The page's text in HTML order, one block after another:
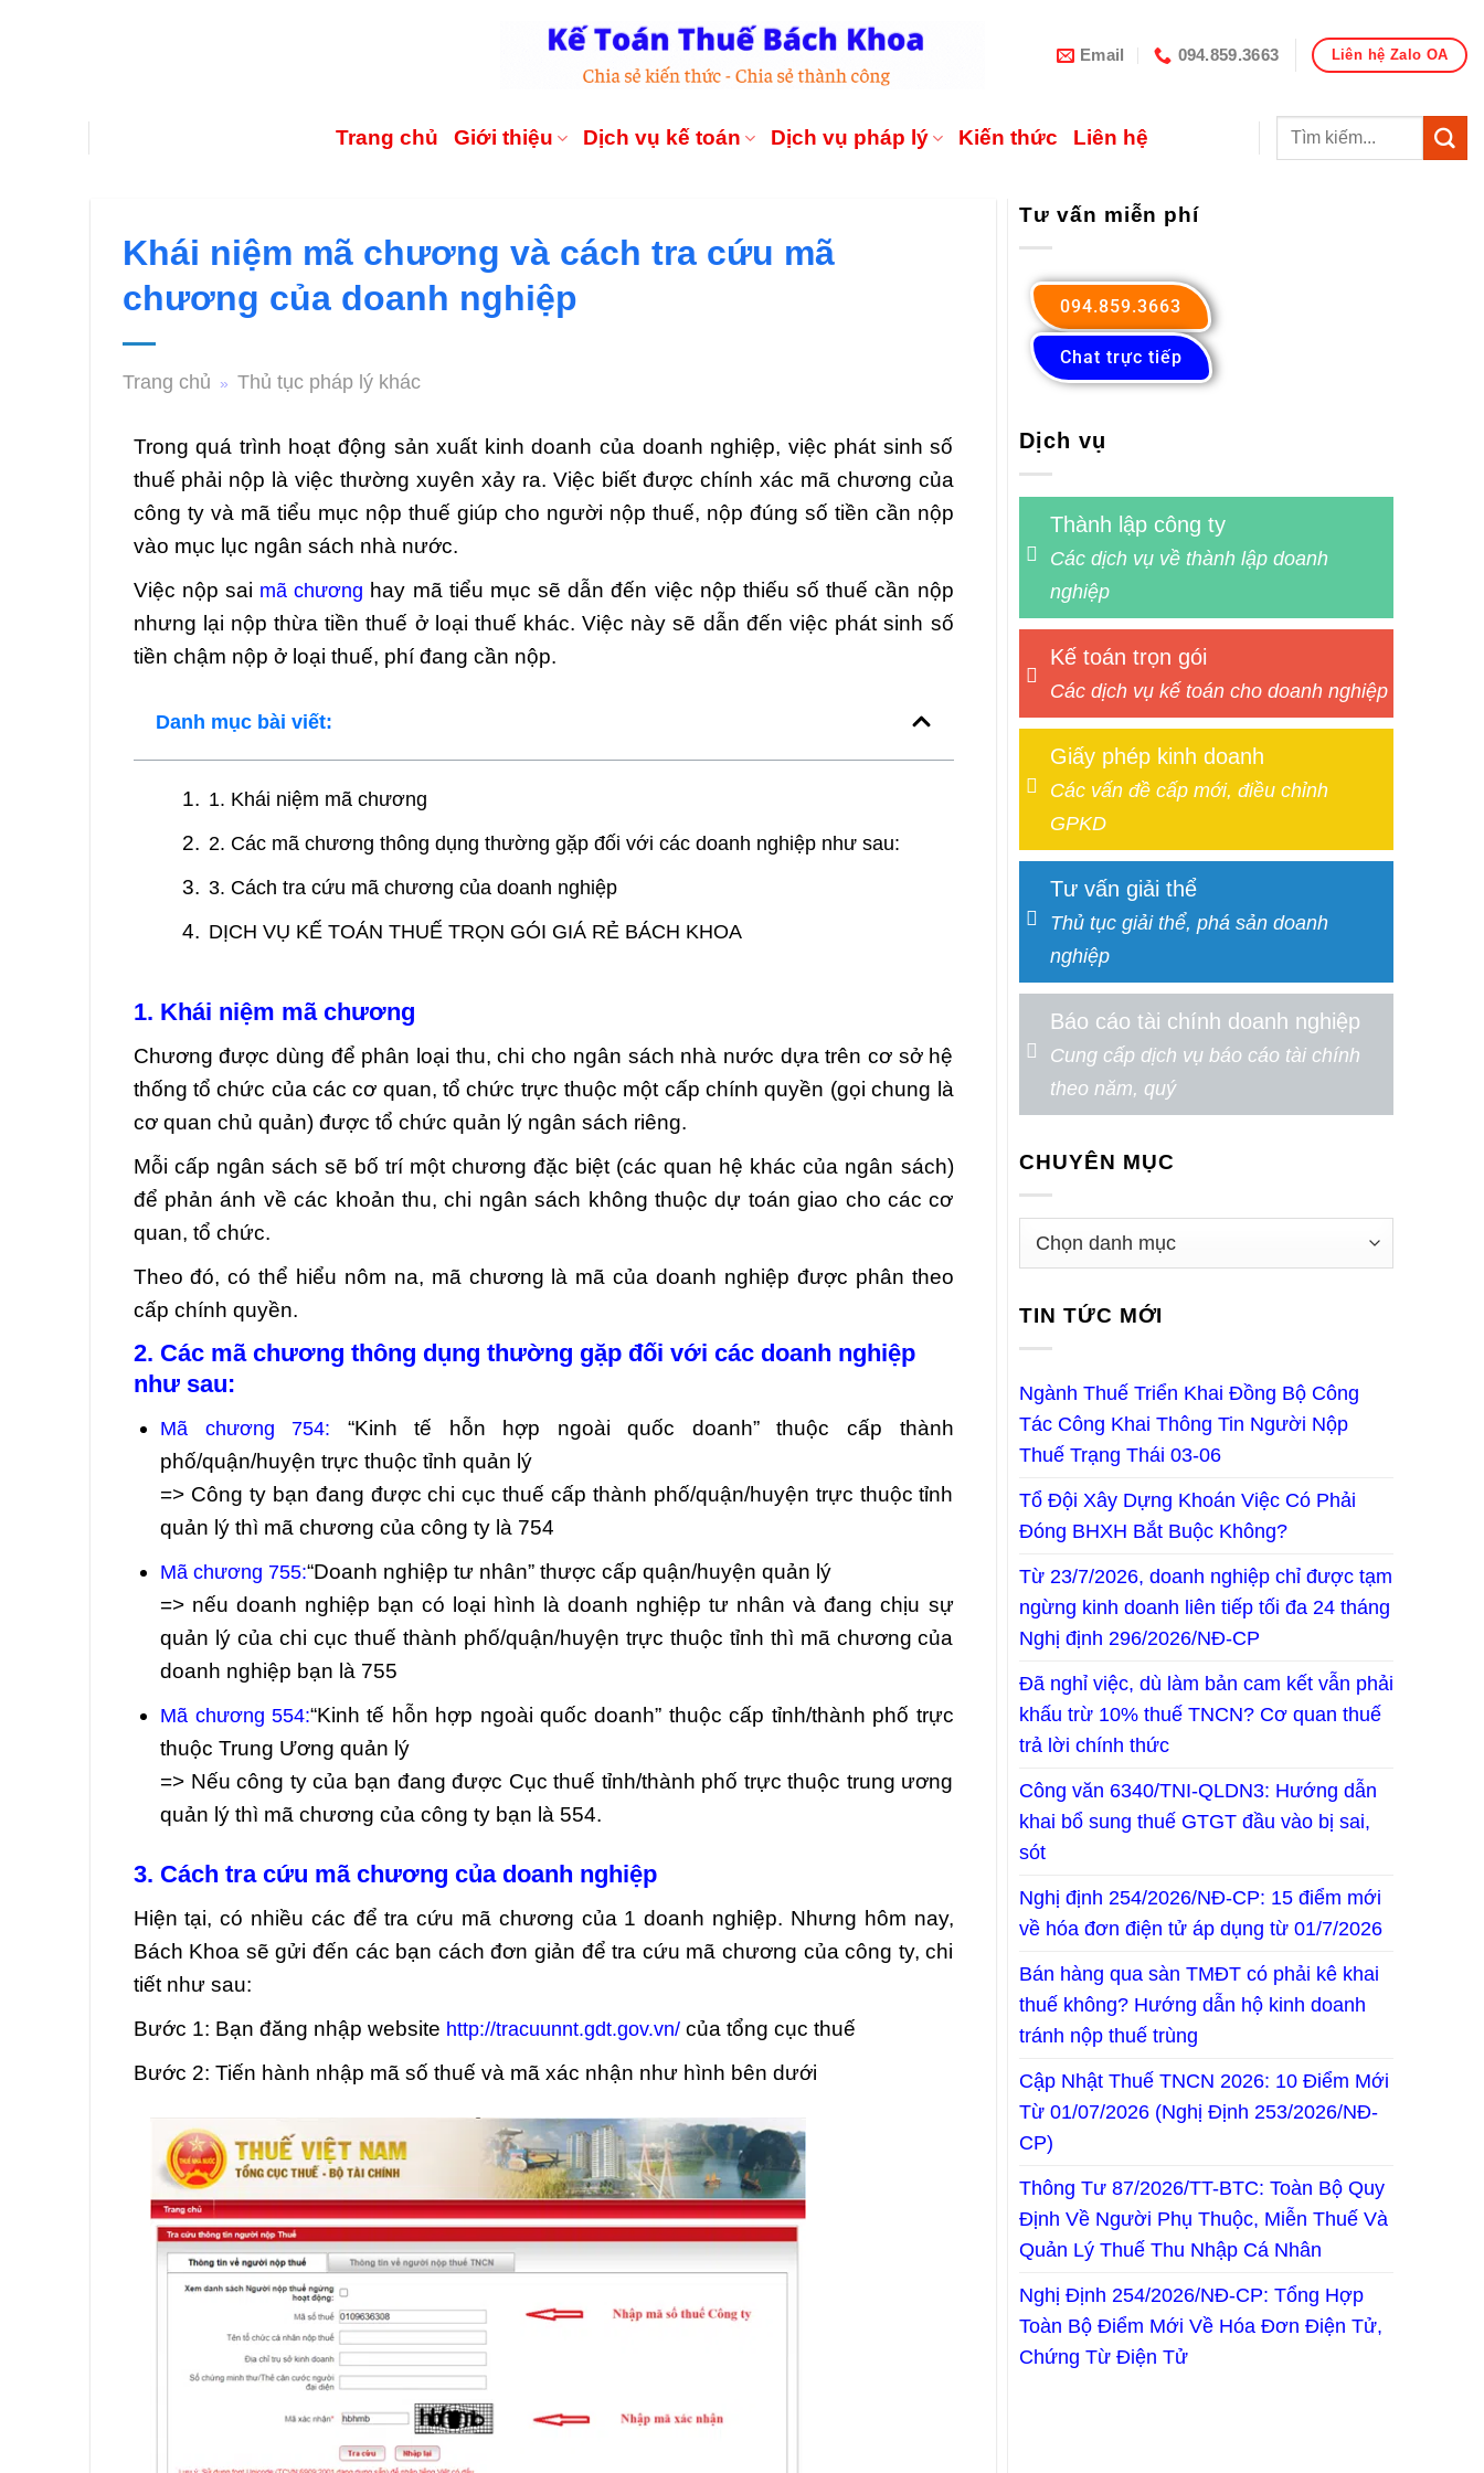
Email 094.859.3663 Liên hệ Zalo OA
Trang chủ Giới thiệu Dịch vụ kế toán Dịch vụ pháp lý Kiến thức Liên hệ
Khái niệm mã chương và cách tra cứu mã
chương của doanh nghiệp
Trang chủ » Thủ tục pháp lý khác
Trong quá trình hoạt động sản xuất kinh doanh của doanh nghiệp, việc phát sinh số
thuế phải nộp là việc thường xuyên xảy ra. Việc biết được chính xác mã chương của
công ty và mã tiểu mục nộp thuế giúp cho người nộp thuế, nộp đúng số tiền cần nộp
vào mục lục ngân sách nhà nước.
Việc nộp sai mã chương hay mã tiểu mục sẽ dẫn đến việc nộp thiếu số thuế cần nộp
nhưng lại nộp thừa tiền thuế ở loại thuế khác. Việc này sẽ dẫn đến việc phát sinh số
tiền chậm nộp ở loại thuế, phí đang cần nộp.
Danh mục bài viết:
1. Khái niệm mã chương
2. Các mã chương thông dụng thường gặp đối với các doanh nghiệp như sau:
3. Cách tra cứu mã chương của doanh nghiệp
DỊCH VỤ KẾ TOÁN THUẾ TRỌN GÓI GIÁ RẺ BÁCH KHOA
1. Khái niệm mã chương
Chương được dùng để phân loại thu, chi cho ngân sách nhà nước dựa trên cơ sở hệ
thống tổ chức của các cơ quan, tổ chức trực thuộc một cấp chính quyền (gọi chung là
cơ quan chủ quản) được tổ chức quản lý ngân sách riêng.
Mỗi cấp ngân sách sẽ bố trí một chương đặc biệt (các quan hệ khác của ngân sách)
để phản ánh về các khoản thu, chi ngân sách không thuộc dự toán giao cho các cơ
quan, tổ chức.
Theo đó, có thể hiểu nôm na, mã chương là mã của doanh nghiệp được phân theo
cấp chính quyền.
2. Các mã chương thông dụng thường gặp đối với các doanh nghiệp
như sau:
Mã chương 754: “Kinh tế hỗn hợp ngoài quốc doanh” thuộc cấp thành
phố/quận/huyện trực thuộc tỉnh quản lý
=> Công ty bạn đang được chi cục thuế cấp thành phố/quận/huyện trực thuộc tỉnh
quản lý thì mã chương của công ty là 754
Mã chương 755:“Doanh nghiệp tư nhân” thược cấp quận/huyện quản lý
=> nếu doanh nghiệp bạn có loại hình là doanh nghiệp tư nhân và đang chịu sự
quản lý của chi cục thuế thành phố/quận/huyện trực thuộc tỉnh thì mã chương của
doanh nghiệp bạn là 755
Mã chương 554:“Kinh tế hỗn hợp ngoài quốc doanh” thuộc cấp tỉnh/thành phố trực
thuộc Trung Ương quản lý
=> Nếu công ty của bạn đang được Cục thuế tỉnh/thành phố trực thuộc trung ương
quản lý thì mã chương của công ty bạn là 554.
3. Cách tra cứu mã chương của doanh nghiệp
Hiện tại, có nhiều các để tra cứu mã chương của 1 doanh nghiệp. Nhưng hôm nay,
Bách Khoa sẽ gửi đến các bạn cách đơn giản để tra cứu mã chương của công ty, chi
tiết như sau:
Bước 1: Bạn đăng nhập website http://tracuunnt.gdt.gov.vn/của tổng cục thuế
Bước 2: Tiến hành nhập mã số thuế và mã xác nhận như hình bên dưới
Tư vấn miễn phí
094.859.3663
Chat trực tiếp
Dịch vụ
Thành lập công ty
Các dịch vụ về thành lập doanh
nghiệp
Kế toán trọn gói
Các dịch vụ kế toán cho doanh nghiệp
Giấy phép kinh doanh
Các vấn đề cấp mới, điều chỉnh
GPKD
Tư vấn giải thể
Thủ tục giải thể, phá sản doanh
nghiệp
Báo cáo tài chính doanh nghiệp
Cung cấp dịch vụ báo cáo tài chính
theo năm, quý
CHUYÊN MỤC
TIN TỨC MỚI
Ngành Thuế Triển Khai Đồng Bộ Công
Tác Công Khai Thông Tin Người Nộp
Thuế Trạng Thái 03-06
Tổ Đội Xây Dựng Khoán Việc Có Phải
Đóng BHXH Bắt Buộc Không?
Từ 23/7/2026, doanh nghiệp chỉ được tạm
ngừng kinh doanh liên tiếp tối đa 24 tháng
Nghị định 296/2026/NĐ-CP
Đã nghỉ việc, dù làm bản cam kết vẫn phải
khấu trừ 10% thuế TNCN? Cơ quan thuế
trả lời chính thức
Công văn 6340/TNI-QLDN3: Hướng dẫn
khai bổ sung thuế GTGT đầu vào bị sai,
sót
Nghị định 254/2026/NĐ-CP: 15 điểm mới
về hóa đơn điện tử áp dụng từ 01/7/2026
Bán hàng qua sàn TMĐT có phải kê khai
thuế không? Hướng dẫn hộ kinh doanh
tránh nộp thuế trùng
Cập Nhật Thuế TNCN 2026: 10 Điểm Mới
Từ 01/07/2026 (Nghị Định 253/2026/NĐ-
CP)
Thông Tư 87/2026/TT-BTC: Toàn Bộ Quy
Định Về Người Phụ Thuộc, Miễn Thuế Và
Quản Lý Thuế Thu Nhập Cá Nhân
Nghị Định 254/2026/NĐ-CP: Tổng Hợp
Toàn Bộ Điểm Mới Về Hóa Đơn Điện Tử,
Chứng Từ Điện Tử